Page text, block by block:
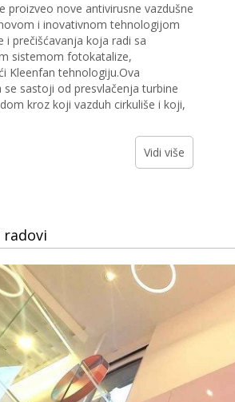
proizveo nove antivirusne vazdušne
i inovativnom tehnologijom
i prečišćavanja koja radi sa
sistemom fotokatalize,
Kleenfan tehnologiju.Ova
sastoji od presvlačenja turbine
kroz koji vazduh cirkuliše i koji,
Vidi više